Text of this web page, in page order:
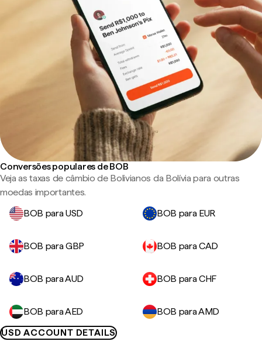
Conversões populares de BOB
Veja as taxas de câmbio de Bolivianos da Bolívia para outras
moedas importantes.
BOB para USD
BOB para EUR
BOB para GBP BOB para CAD
BOB para AUD BOB para CHF
BOB para AED
BOB para AMD
USD ACCOUNT DETAILS